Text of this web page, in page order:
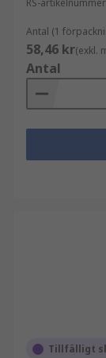
RS-artikelnummer
Antal (1
58,46 kr(exkl.
Antal
Tillfälligt